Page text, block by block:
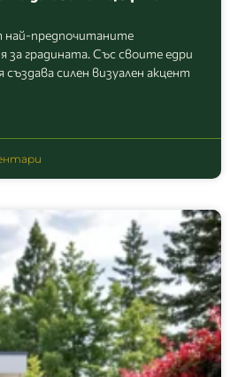
най-предпочитаните
за градината. Със своите едри
силен визуален акцент